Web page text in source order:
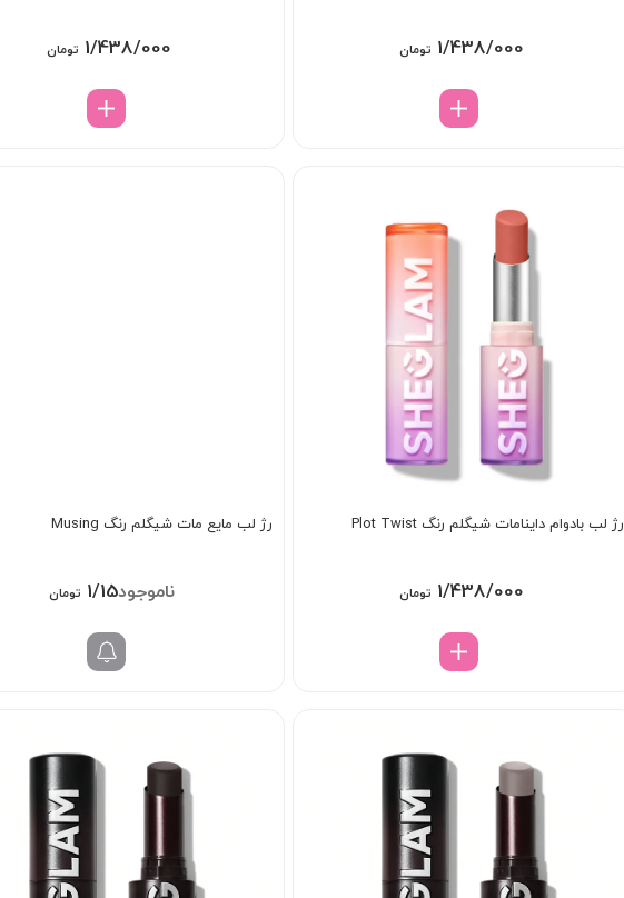
1/438/000 تومان 1/438/000 تومان
رژ لب بادوام داینامات شیگلم رنگ Plot Twist
1/438/000 تومان
رژ لب مایع مات شیگلم رنگ Musing
1/158/000 تومان